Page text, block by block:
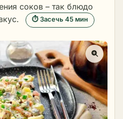
соков – так блюдо
⏱ Засечь 45 мин